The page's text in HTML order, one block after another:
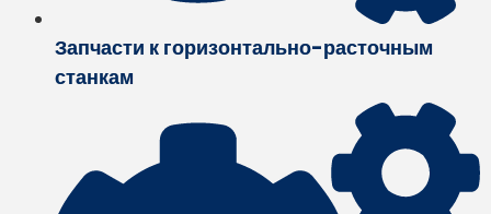
Запчасти к горизонтально-расточным
станкам